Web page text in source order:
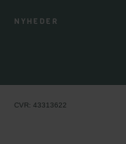
NYHEDER
CVR: 43313622